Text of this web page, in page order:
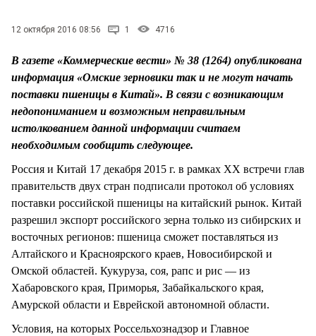
12 октября 2016 08:56 1 4716
В газете «Коммерческие вести» № 38 (1264) опубликована
информация «Омские зерновики так и не могут начать
поставки пшеницы в Китай». В связи с возникающим
недопониманием и возможным неправильным
истолкованием данной информации считаем
необходимым сообщить следующее.
Россия и Китай 17 декабря 2015 г. в рамках XX встречи глав
правительств двух стран подписали протокол об условиях
поставки российской пшеницы на китайский рынок. Китай
разрешил экспорт российского зерна только из сибирских и
восточных регионов: пшеница сможет поставляться из
Алтайского и Красноярского краев, Новосибирской и
Омской областей. Кукуруза, соя, рапс и рис — из
Хабаровского края, Приморья, Забайкальского края,
Амурской области и Еврейской автономной области.
Условия, на которых Россельхознадзор и Главное